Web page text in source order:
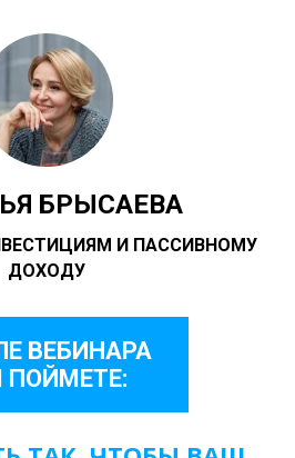
БРЫСАЕВА
И ПАССИВНОМУ
ДОХОДУ
ВЕБИНАРА
ПОЙМЕТЕ: